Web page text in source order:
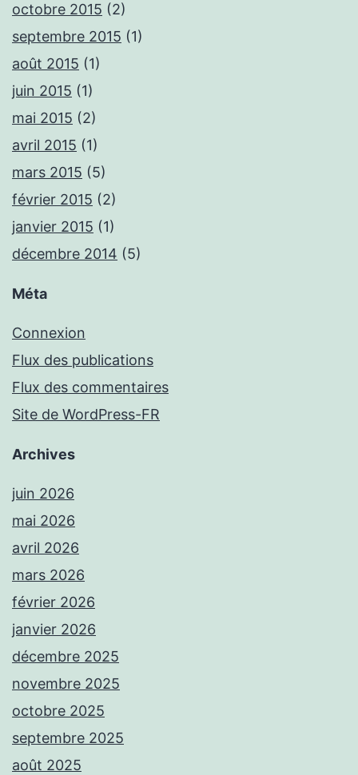
octobre 2015 (2)
septembre 2015 (1)
août 2015 (1)
juin 2015 (1)
mai 2015 (2)
avril 2015 (1)
mars 2015 (5)
février 2015 (2)
janvier 2015 (1)
décembre 2014 (5)
Méta
Connexion
Flux des publications
Flux des commentaires
Site de WordPress-FR
Archives
juin 2026
mai 2026
avril 2026
mars 2026
février 2026
janvier 2026
décembre 2025
novembre 2025
octobre 2025
septembre 2025
août 2025